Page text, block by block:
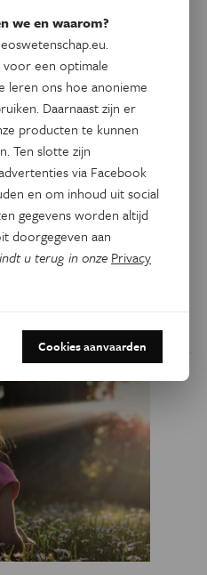
& Milieu
in de
insecten, maar wanneer het
nergens meer. Waar zijn
Peter Berx geeft
Verhaeghe
we en waarom?
voor een optimale
leren ons hoe anonieme
Daarnaast zijn er
producten te kunnen
Ten slotte zijn
via Facebook
en om inhoud uit social
gegevens worden altijd
doorgegeven aan
u terug in onze Privacy
Cookies aanvaarden